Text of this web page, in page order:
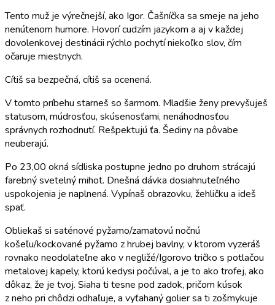
Tento muž je výrečnejší, ako Igor. Čašníčka sa smeje na jeho
nenútenom humore. Hovorí cudzím jazykom a aj v každej
dovolenkovej destinácii rýchlo pochytí niekoľko slov, čím
očaruje miestnych.
Cítiš sa bezpečná, cítiš sa ocenená.
V tomto príbehu starneš so šarmom. Mladšie ženy prevyšuješ
statusom, múdrosťou, skúsenosťami, nenáhodnosťou
správnych rozhodnutí. Rešpektujú ťa. Šediny na pôvabe
neuberajú.
Po 23,00 okná sídliska postupne jedno po druhom strácajú
farebný svetelný mihot. Dnešná dávka dosiahnuteľného
uspokojenia je naplnená. Vypínaš obrazovku, žehličku a ideš
spať.
Obliekaš si saténové pyžamo/zamatovú nočnú
košeľu/kockované pyžamo z hrubej bavlny, v ktorom vyzeráš
rovnako neodolateľne ako v negližé/Igorovo tričko s potlačou
metalovej kapely, ktorú kedysi počúval, a je to ako trofej, ako
dôkaz, že je tvoj. Siaha ti tesne pod zadok, pričom kúsok
z neho pri chôdzi odhaľuje, a vyťahaný golier sa ti zošmykuje